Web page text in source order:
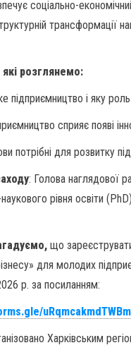
соціально-
трансформації
розглянемо:
підприємництво і яку роль
сприяє появі
потрібні для розвитку
: Голова наглядової
наукового рівня освіти
що
для молодих
р. за посиланням:
Харківським